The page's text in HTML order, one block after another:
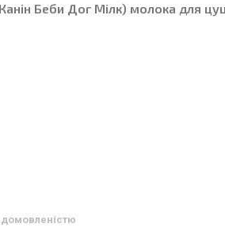
Беби Дог Мілк) молока для
домовленістю